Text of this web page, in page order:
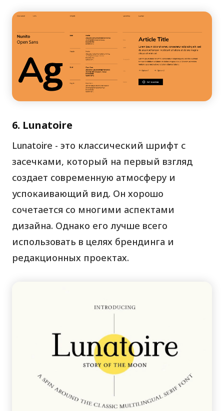
6. Lunatoire
Lunatoire - это классический шрифт с
засечками, который на первый взгляд
создает современную атмосферу и
успокаивающий вид. Он хорошо
сочетается со многими аспектами
дизайна. Однако его лучше всего
использовать в целях брендинга и
редакционных проектах.